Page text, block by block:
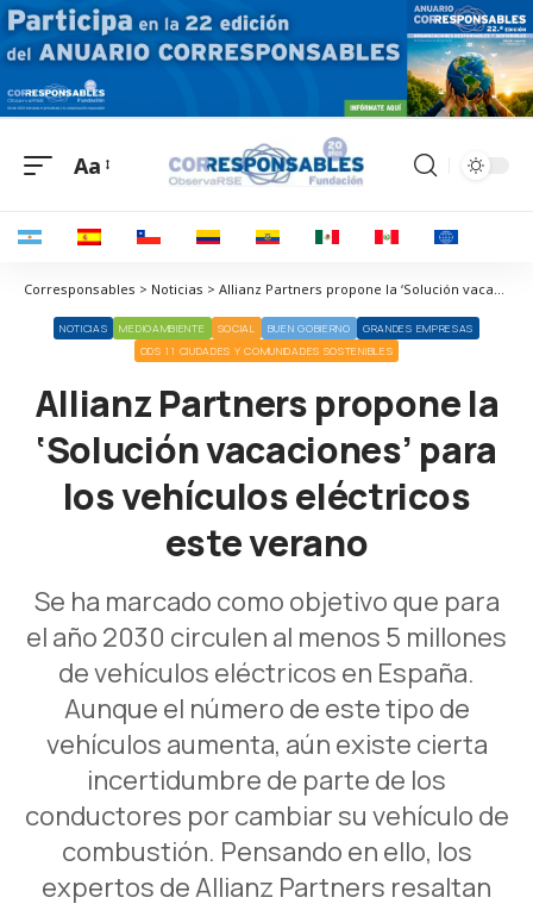
Aa
Corresponsables > Noticias > Allianz Partners propone la ‘Solución vacaciones’ para los vehículos eléctricos este verano
NOTICIAS MEDIOAMBIENTE SOCIAL BUEN GOBIERNO
GRANDES EMPRESAS
ODS 11 CIUDADES Y COMUNIDADES SOSTENIBLES
Allianz Partners propone la
‘Solución vacaciones’ para
los vehículos eléctricos
este verano
Se ha marcado como objetivo que para
el año 2030 circulen al menos 5 millones
de vehículos eléctricos en España.
Aunque el número de este tipo de
vehículos aumenta, aún existe cierta
incertidumbre de parte de los
conductores por cambiar su vehículo de
combustión. Pensando en ello, los
expertos de Allianz Partners resaltan